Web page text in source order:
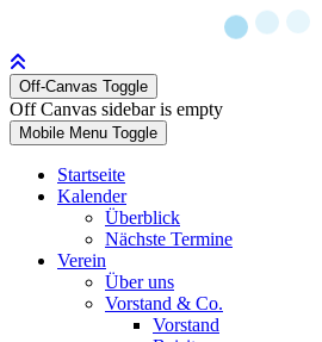
Off-Canvas Toggle
Off Canvas sidebar is empty
Mobile Menu Toggle
Startseite
Kalender
Überblick
Nächste Termine
Verein
Über uns
Vorstand & Co.
Vorstand